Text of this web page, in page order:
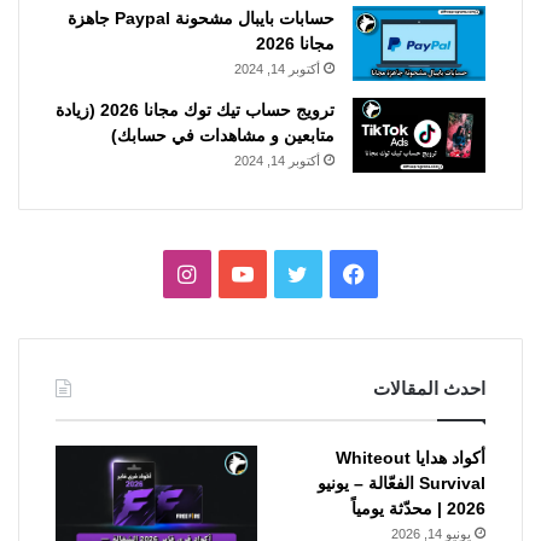
حسابات بايبال مشحونة Paypal جاهزة
مجانا 2026
أكتوبر 14, 2024
ترويج حساب تيك توك مجانا 2026 (زيادة
متابعين و مشاهدات في حسابك)
أكتوبر 14, 2024
فيسبوكتويتر يوتيوبانستقرام
احدث المقالات
أكواد هدايا Whiteout
Survival الفعّالة – يونيو
2026 | محدّثة يومياً
يونيو 14, 2026